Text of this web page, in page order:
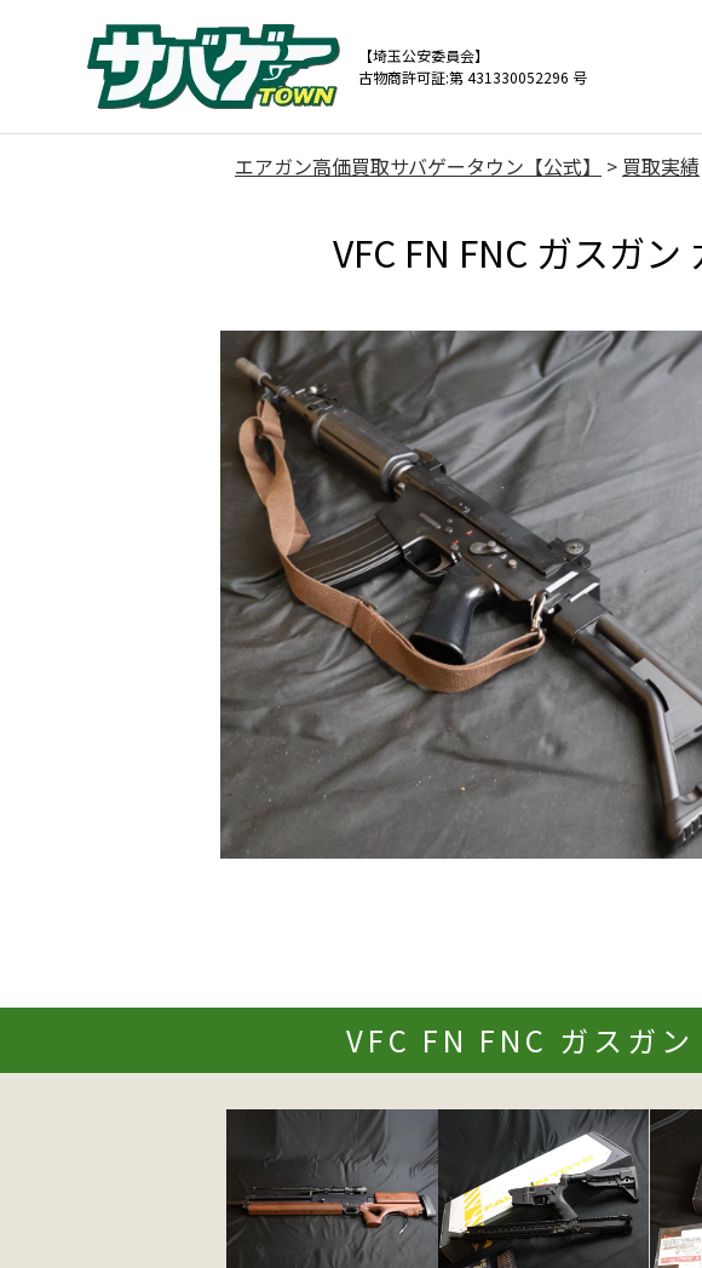
【埼玉公安委員会】
古物商許可証:第 431330052296 号
エアガン高価買取サバゲータウン【公式】 > 買取実績
VFC FN FNC ガスガ
VFC FN FNC ガスガ